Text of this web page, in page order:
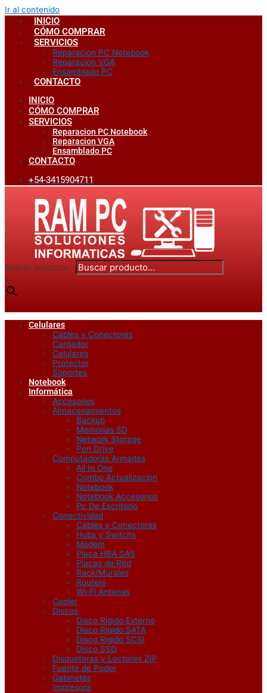
Ir al contenido
INICIO
CÓMO COMPRAR
SERVICIOS
Reparacion PC Notebook
Reparacion VGA
Ensamblado PC
CONTACTO
INICIO
CÓMO COMPRAR
SERVICIOS
Reparacion PC Notebook
Reparacion VGA
Ensamblado PC
CONTACTO
+54-3415904711
Buscar producto...
×
Celulares
Cables y Conectores
Cargador
Celulares
Protector
Soportes
Notebook
Informática
Accesorios
Almacenamientos
Backup
Memorias SD
Network Storage
Pen Drive
Computadoras Armadas
All In One
Combo Actualizacion
Notebook
Notebook Accesorios
Pc De Escritorio
Conectividad
Cables y Conectores
Hubs y Switchs
Modem
Placa HBA SAS
Placas de Red
Rack/Murales
Routers
Wi-Fi Antenas
Cooler
Discos
Disco Rigido Externo
Disco Rigido SATA
Disco Rigido SCSI
Disco SSD
Disqueteras y Lectores ZIP
Fuente de Poder
Gabinetes
Impresora